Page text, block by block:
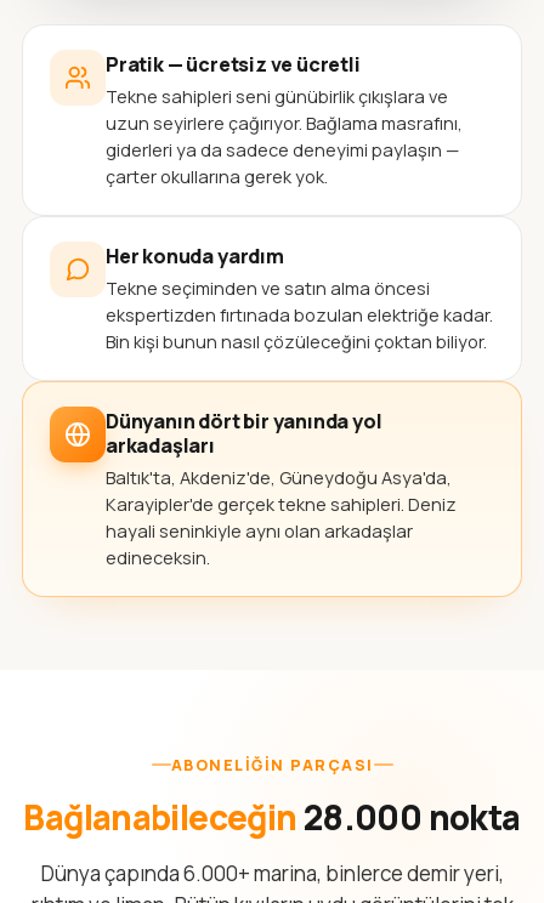
Pratik — ücretsiz ve ücretli
Tekne sahipleri seni günübirlik çıkışlara ve
uzun seyirlere çağırıyor. Bağlama masrafını,
giderleri ya da sadece deneyimi paylaşın —
çarter okullarına gerek yok.
Her konuda yardım
Tekne seçiminden ve satın alma öncesi
ekspertizden fırtınada bozulan elektriğe kadar.
Bin kişi bunun nasıl çözüleceğini çoktan biliyor.
Dünyanın dört bir yanında yol
arkadaşları
Baltık'ta, Akdeniz'de, Güneydoğu Asya'da,
Karayipler'de gerçek tekne sahipleri. Deniz
hayali seninkiyle aynı olan arkadaşlar
edineceksin.
ABONELIĞIN PARÇASI
Bağlanabileceğin 28.000 nokta
Dünya çapında 6.000+ marina, binlerce demir yeri,